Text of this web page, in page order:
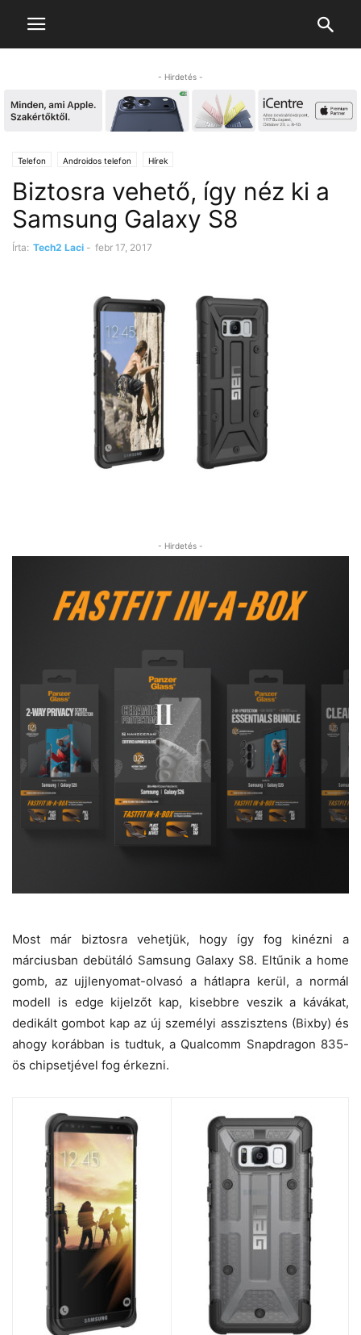
- Hirdetés -
Telefon Androidos telefon Hírek
Biztosra vehető, így néz ki a
Samsung Galaxy S8
Írta: Tech2 Laci - febr 17, 2017
- Hirdetés -
Most már biztosra vehetjük, hogy így fog kinézni a
márciusban debütáló Samsung Galaxy S8. Eltűnik a home
gomb, az ujjlenyomat-olvasó a hátlapra kerül, a normál
modell is edge kijelzőt kap, kisebbre veszik a kávákat,
dedikált gombot kap az új személyi asszisztens (Bixby) és
ahogy korábban is tudtuk, a Qualcomm Snapdragon 835-
ös chipsetjével fog érkezni.